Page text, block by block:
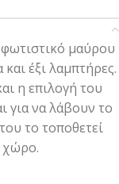
φωτιστικό μαύρου
έξι λαμπτήρες.
η επιλογή του
για να λάβουν το
το τοποθετεί
χώρο.